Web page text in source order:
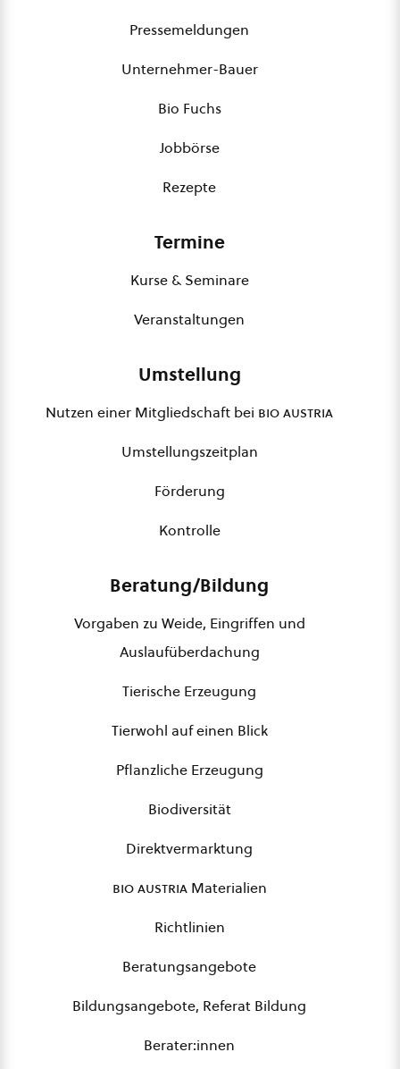
Pressemeldungen
Unternehmer-Bauer
Bio Fuchs
Jobbörse
Rezepte
Termine
Kurse & Seminare
Veranstaltungen
Umstellung
Nutzen einer Mitgliedschaft bei bio austria
Umstellungszeitplan
Förderung
Kontrolle
Beratung/Bildung
Vorgaben zu Weide, Eingriffen und
Auslaufüberdachung
Tierische Erzeugung
Tierwohl auf einen Blick
Pflanzliche Erzeugung
Biodiversität
Direktvermarktung
bio austriaMaterialien
Richtlinien
Beratungsangebote
Bildungsangebote, Referat Bildung
Berater:innen